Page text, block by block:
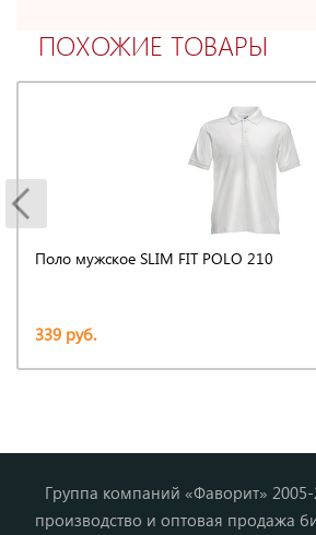
ПОХОЖИЕ ТОВАРЫ
Поло мужское SLIM FIT POLO 210
339 руб.
Группа компаний «Фаворит»
производство и оптовая продажа